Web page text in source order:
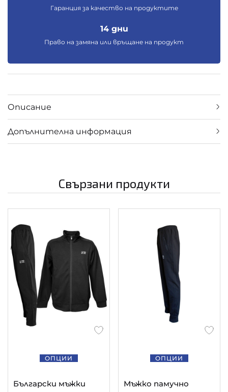
Гаранция за качество на продуктите
14 дни
Право на замяна или връщане на продукт
Описание
Допълнителна информация
Свързани продукти
ОПЦИИ
Български мъжки
ОПЦИИ
Мъжко памучно